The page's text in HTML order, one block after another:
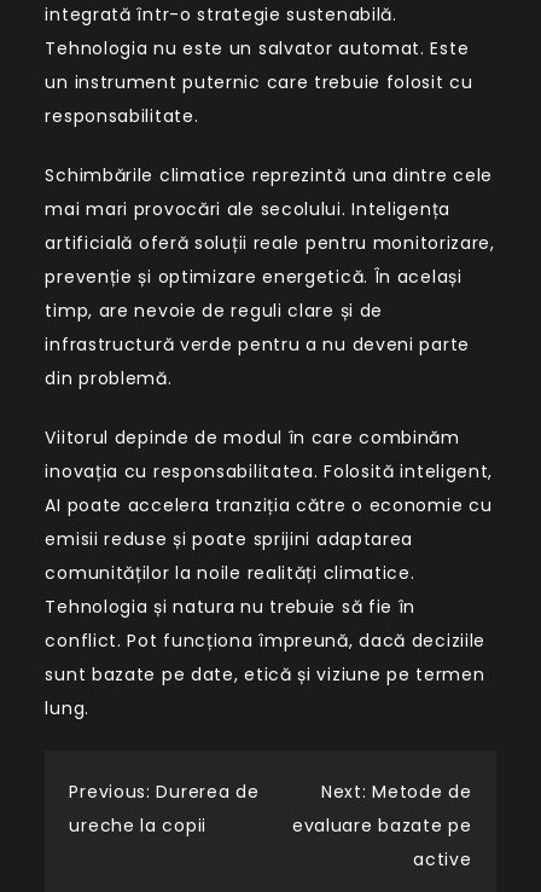
integrată într-o strategie sustenabilă.
Tehnologia nu este un salvator automat. Este
un instrument puternic care trebuie folosit cu
responsabilitate.
Schimbările climatice reprezintă una dintre cele
mai mari provocări ale secolului. Inteligența
artificială oferă soluții reale pentru monitorizare,
prevenție și optimizare energetică. În același
timp, are nevoie de reguli clare și de
infrastructură verde pentru a nu deveni parte
din problemă.
Viitorul depinde de modul în care combinăm
inovația cu responsabilitatea. Folosită inteligent,
AI poate accelera tranziția către o economie cu
emisii reduse și poate sprijini adaptarea
comunităților la noile realități climatice.
Tehnologia și natura nu trebuie să fie în
conflict. Pot funcționa împreună, dacă deciziile
sunt bazate pe date, etică și viziune pe termen
lung.
Navigare
Previous: Durerea de
ureche la copii
Next: Metode de
evaluare bazate pe
active